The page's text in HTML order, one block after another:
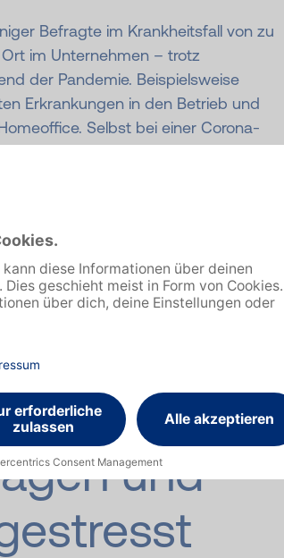
Befragte im Krankheitsfall von zu
im Unternehmen – trotz
der Pandemie. Beispielsweise
Erkrankungen in den Betrieb und
Selbst bei einer Corona-
nutzen zwar mit 17 Prozent etwa
den Heimarbeitsplatz wie den
erscheinen aber weiterhin im
und